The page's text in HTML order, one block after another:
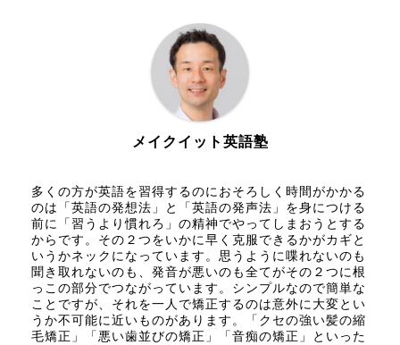
メイクイット英語塾
多くの方が英語を習得するのにおそろしく時間がかかる
のは「英語の発想法」と「英語の発声法」を身につける
前に「習うより慣れろ」の精神でやってしまおうとする
からです。その２つをいかに早く克服できるかがカギと
いうかネックになっています。思うように喋れないのも
聞き取れないのも、発音が悪いのも全てがその２つに根
っこの部分でつながっています。シンプルなので簡単な
ことですが、それを一人で矯正するのは意外に大変とい
うか不可能に近いものがあります。「クセの強い髪の縮
毛矯正」「悪い歯並びの矯正」「音痴の矯正」といった